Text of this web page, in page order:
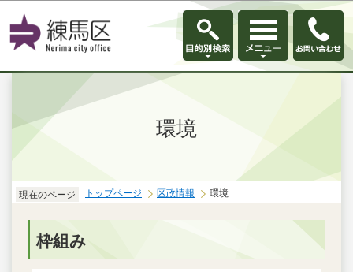
このページの本文へ移動
環境
現在のページ トップページ 区政情報 環境
枠組み